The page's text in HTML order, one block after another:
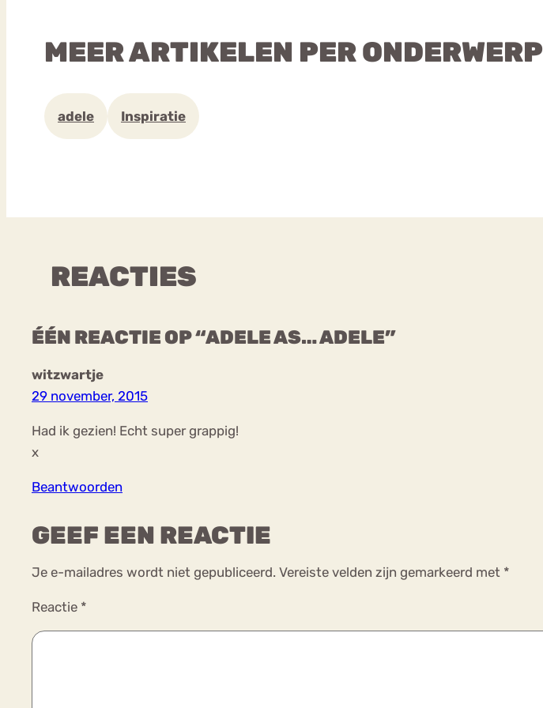
MEER ARTIKELEN PER ONDERWERP
adele Inspiratie
REACTIES
ÉÉN REACTIE OP “ADELE AS… ADELE”
witzwartje
29 november, 2015
Had ik gezien! Echt super grappig!
x
Beantwoorden
GEEF EEN REACTIE
Je e-mailadres wordt niet gepubliceerd. Vereiste velden zijn gemarkeerd met *
Reactie *